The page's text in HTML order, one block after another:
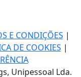
E CONDIÇÕES |
DE COOKIES |
Unipessoal Lda.